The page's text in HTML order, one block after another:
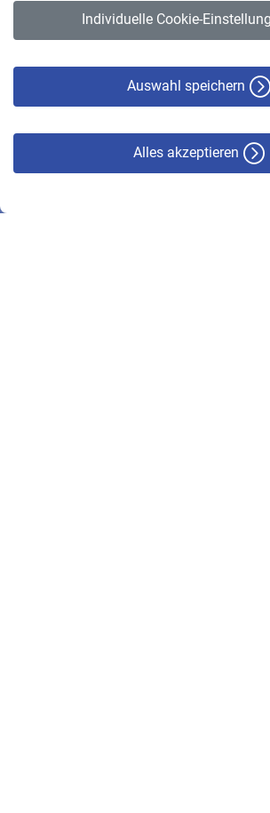
Individuelle Cookie-
Auswahl speichern
Alles akzeptieren
Erklärung zur Barrierefreiheit
© VBL 2026